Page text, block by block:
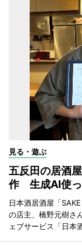
見る・遊ぶ
五反田の居酒
作 生成AI使
日本酒居酒屋「
の店主、橋野元樹さ
ェブサービス「日本